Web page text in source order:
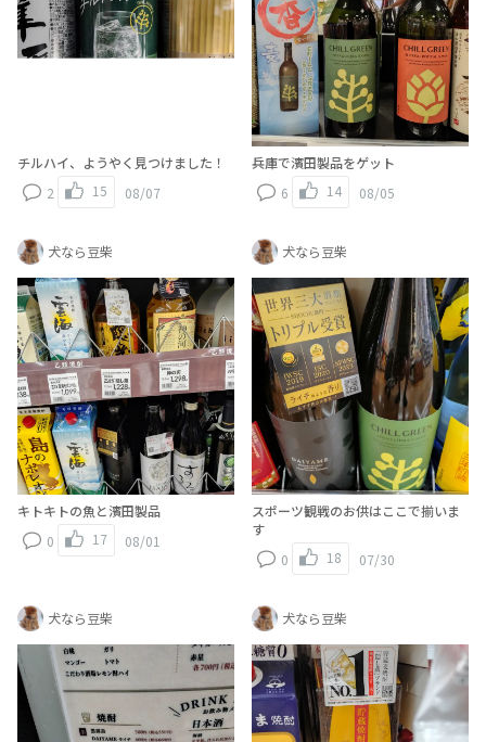
チルハイ、ようやく見つけました！
2
15 08/07
兵庫で濱田製品をゲット
6
14 08/05
犬なら豆柴
キトキトの魚と濱田製品
0
17 08/01
犬なら豆柴
スポーツ観戦のお供はここで揃いま
す
0
18 07/30
犬なら豆柴 犬なら豆柴